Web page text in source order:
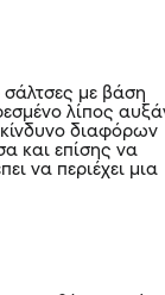
σάλτσες με βάση
λίπος
διαφόρων
και επίσης να
να περιέχει μια